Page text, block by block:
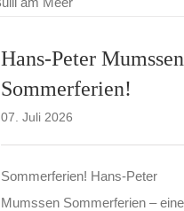
Hans-Peter
Sommerferien!
07. Juli 2026
Sommerferien! Hans-Peter
Mumssen Sommerferien –